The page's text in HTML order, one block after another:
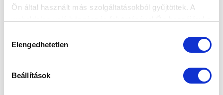
Ön által használt más szolgáltatásokból gyűjtöttek. A
kiválasztása
Elengedhetetlen
Beállítások